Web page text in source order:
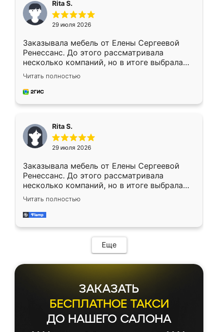
Rita S.
29 июля 2026
Заказывала мебель от Елены Сергеевой
Ренессанс. До этого рассматривала
несколько компаний, но в итоге выбрала
эту. Сначала обговорили условия, потом
приехал замерщик, всё спокойно объяснил
и снял размеры. Изготовили в срок, с
каких-либо доработок. Качеством осталась
довольна, все выглядит так, как и ожидала.
Читать полностью
Rita S.
29 июля 2026
Заказывала мебель от Елены Сергеевой
Ренессанс. До этого рассматривала
несколько компаний, но в итоге выбрала
эту. Сначала обговорили условия, потом
приехал замерщик, всё спокойно объяснил
и снял размеры. Изготовили в срок, с
мебель сразу встала на свое место без
каких-либо доработок. Качеством осталась
довольна, все выглядит так, как и ожидала.
Читать полностью
Еще
ЗАКАЗАТЬ
БЕСПЛАТНОЕ ТАКСИ
ДО НАШЕГО САЛОНА